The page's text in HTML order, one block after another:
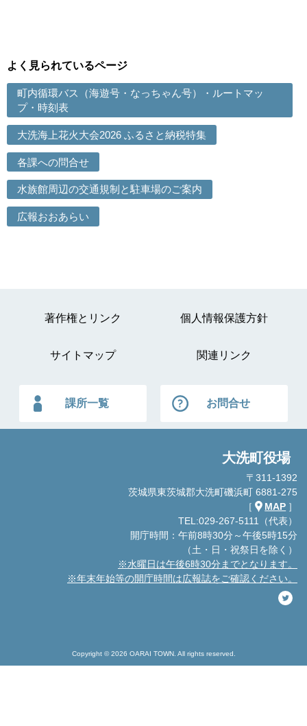
よく見られているページ
町内循環バス（海遊号・なっちゃん号）・ルートマッ
プ・時刻表
大洗海上花火大会2026 ふるさと納税特集
各課への問合せ
水族館周辺の交通規制と駐車場のご案内
広報おおあらい
著作権とリンク 個人情報保護方針
サイトマップ 関連リンク
課所一覧 お問合せ
大洗町役場
〒311-1392
茨城県東茨城郡大洗町磯浜町 6881-275
［
MAP ］
TEL:029-267-5111（代表）
開庁時間：午前8時30分～午後5時15分
（土・日・祝祭日を除く）
※水曜日は午後6時30分までとなります。
※年末年始等の開庁時間は広報誌をご確認ください。
Copyright © 2026 OARAI TOWN. All rights reserved.